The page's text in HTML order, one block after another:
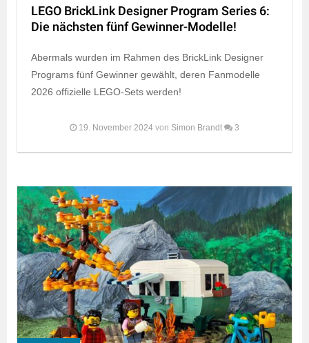
LEGO BrickLink Designer Program Series 6:
Die nächsten fünf Gewinner-Modelle!
Abermals wurden im Rahmen des BrickLink Designer
Programs fünf Gewinner gewählt, deren Fanmodelle
2026 offizielle LEGO-Sets werden!
19. November 2024 von Simon Brandt 3